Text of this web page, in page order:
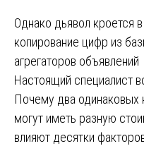
Однако дьявол кроется
копирование цифр из
агрегаторов
Настоящий специалист
Почему два одинаковых
могут иметь разную
влияют десятки